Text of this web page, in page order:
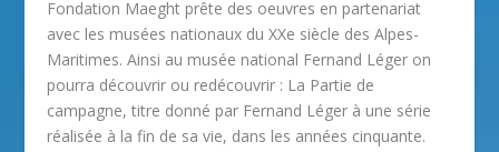
Fondation Maeght prête des oeuvres en partenariat
avec les musées nationaux du XXe siècle des Alpes-
Maritimes. Ainsi au musée national Fernand Léger on
pourra découvrir ou redécouvrir : La Partie de
campagne, titre donné par Fernand Léger à une série
réalisée à la fin de sa vie, dans les années cinquante.